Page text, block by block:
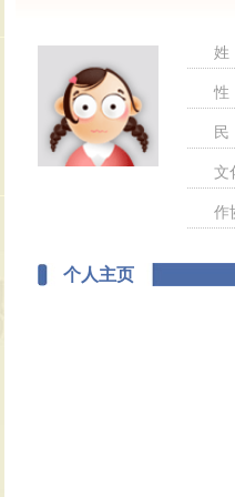
文
作
个人主页